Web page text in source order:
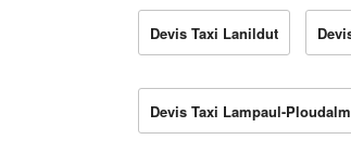
Devis Taxi Lanildut
Devis Taxi Lampaul-